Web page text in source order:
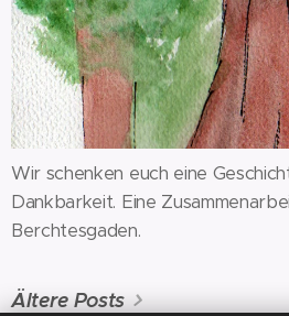
Wir schenken euch eine
Dankbarkeit. Eine
Berchtesgaden.
Ältere Posts